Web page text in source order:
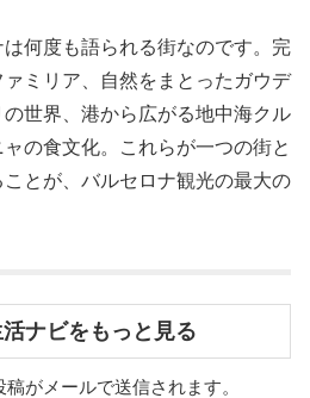
何度も語られる街なのです。完
ミリア、自然をまとったガウデ
世界、港から広がる地中海クル
の食文化。これらが一つの街と
とが、バルセロナ観光の最大の
ナビをもっと見る
がメールで送信されます。